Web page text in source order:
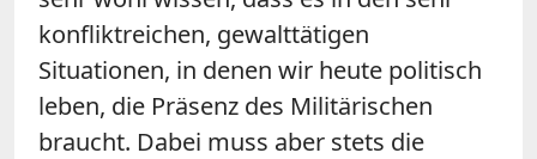
konfliktreichen, gewalttätigen
Situationen, in denen wir heute politisch
leben, die Präsenz des Militärischen
braucht. Dabei muss aber stets die